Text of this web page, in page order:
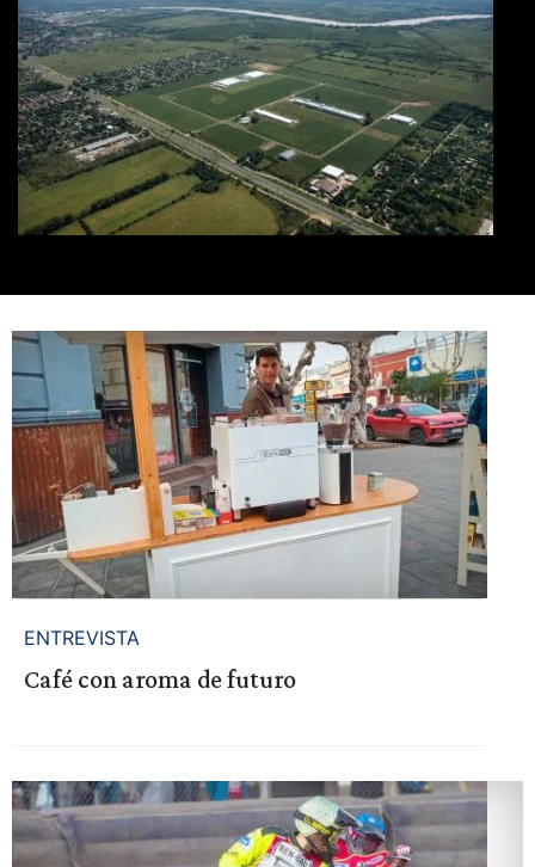
ENTREVISTA
Café con aroma de futuro